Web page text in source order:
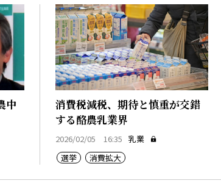
中
消費税減税、期待と慎重が交錯
する酪農乳業界
2026/02/05 16:35 乳業
選挙
消費拡大